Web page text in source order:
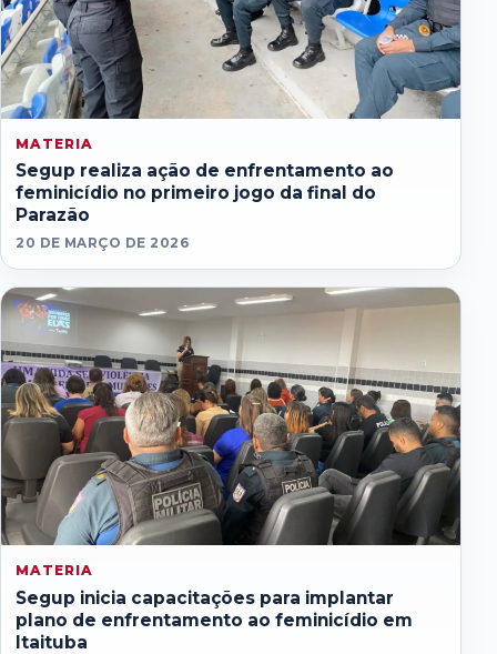
MATERIA
Segup realiza ação de enfrentamento ao
feminicídio no primeiro jogo da final do
Parazão
20 DE MARÇO DE 2026
MATERIA
Segup inicia capacitações para implantar
plano de enfrentamento ao feminicídio em
Itaituba